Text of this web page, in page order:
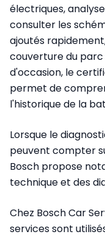
électriques,
consulter les
ajoutés
couverture du parc
d'occasion, le
permet de
l'historique de la
Lorsque le
peuvent compter
Bosch propose
technique et des
Chez Bosch Car
services sont